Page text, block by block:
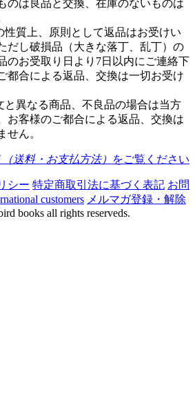
のは良品と交換、在庫のないものは
性質上、原則として返品はお受けい
だし破損品（大きな落丁、乱丁）の
のお受取り日より7日以内にご連絡下
都合による返品、交換は一切お受け
と異なる商品、不良品の場合は当方
お客様のご都合による返品、交換は
せん。
（送料・お支払方法） をご覧ください
シー 特定商取引法に基づく表記 お問
customers メルマガ登録・解除
books all rights reserveds.